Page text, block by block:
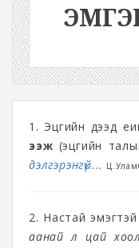
1. Эцгийн дээд
ээж (эцгийн
дэлгэрэнгүй...
2. Настай
аанай л цай хоол